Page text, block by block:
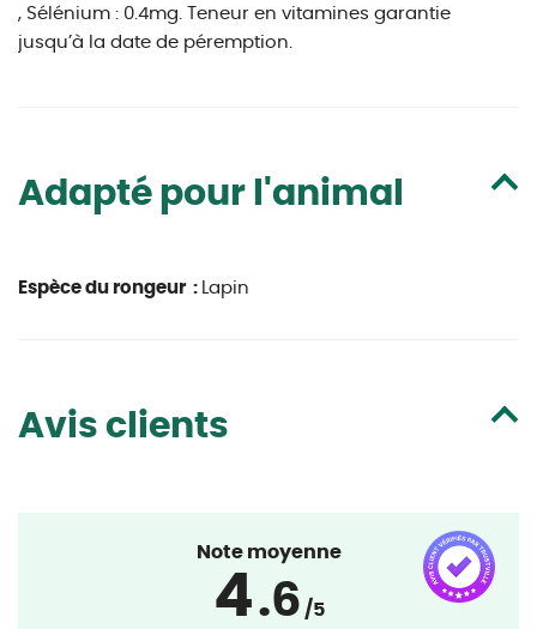
, Sélénium : 0.4mg. Teneur en vitamines garantie
jusqu’à la date de péremption.
Adapté pour l'animal
Espèce du rongeur : Lapin
Avis clients
Note moyenne
4.6 /5